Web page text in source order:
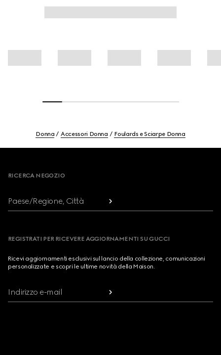
Donna Accessori Donna Foulards e Sciarpe Donna
RICERCA NEGOZIO
Paese/Regione, Città
REGISTRATI PER RICEVERE AGGIORNAMENTI SU GUCCI
Ricevi aggiornamenti esclusivi sul lancio della collezione, comunicazioni
personalizzate e scopri le ultime novità della Maison.
Indirizzo e-mail